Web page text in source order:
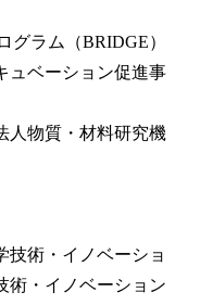
グラム（BRIDGE）
ュベーション促進事
人物質・材料研究機
技術・イノベーショ
術・イノベーション